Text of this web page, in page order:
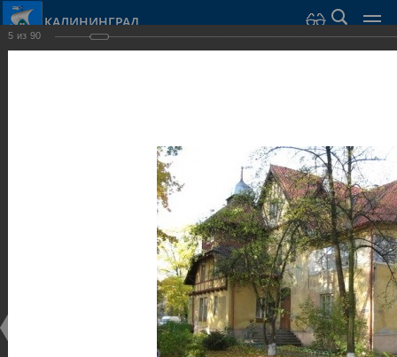
КАЛИНИНГРАД
5 из 90